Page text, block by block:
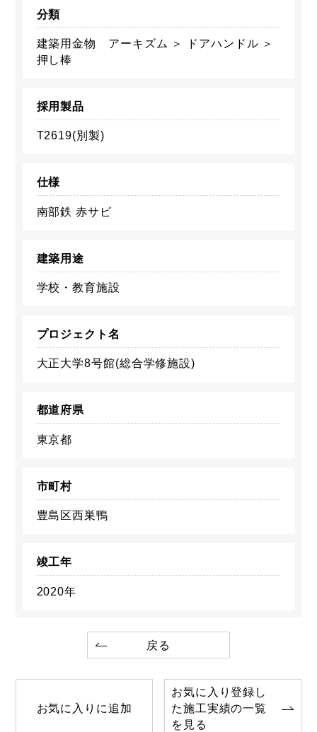
分類
建築用金物 アーキズム ＞ ドアハンドル ＞
押し棒
採用製品
T2619(別製)
仕様
南部鉄 赤サビ
建築用途
学校・教育施設
プロジェクト名
大正大学8号館(総合学修施設)
都道府県
東京都
市町村
豊島区西巣鴨
竣工年
2020年
戻る
お気に入りに追加
お気に入り登録し
た施工実績の一覧
を見る